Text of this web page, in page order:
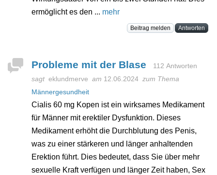
ermöglicht es den ... mehr
Beitrag melden Antworten
Probleme mit der Blase
112 Antworten
sagt eklundmerve am 12.06.2024 zum Thema
Männergesundheit
Cialis 60 mg Kopen ist ein wirksames Medikament
für Männer mit erektiler Dysfunktion. Dieses
Medikament erhöht die Durchblutung des Penis,
was zu einer stärkeren und länger anhaltenden
Erektion führt. Dies bedeutet, dass Sie über mehr
sexuelle Kraft verfügen und länger Zeit haben, Sex